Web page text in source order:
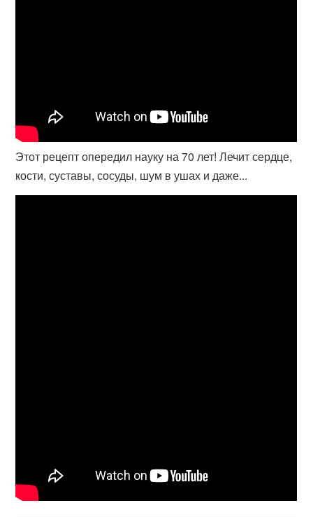
Этот рецепт опередил науку на 70 лет! Лечит сердце,
кости, суставы, сосуды, шум в ушах и даже...